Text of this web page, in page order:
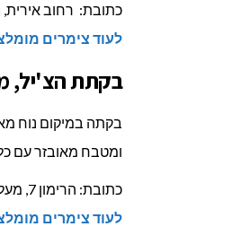
כתובת: רחוב אירית, נווה
לעוד צימרים
בקתת הצ'יל,
ומטבח מאובזר עם כל
כתובת: הרימון 7, מעלה גמלא, 1294900
לעוד צימרים